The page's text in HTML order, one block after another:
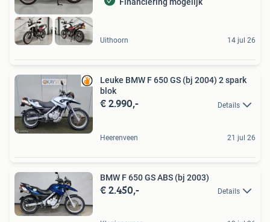
Uithoorn 14 jul 26
Leuke BMW F 650 GS (bj 2004) 2 spark
blok
€ 2.990,- Details
Heerenveen 21 jul 26
BMW F 650 GS ABS (bj 2003)
€ 2.450,- Details